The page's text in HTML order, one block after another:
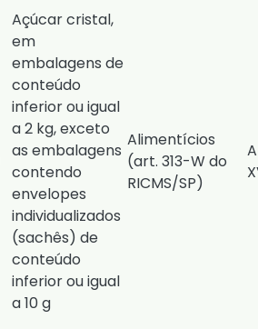
Açúcar cristal,
em
embalagens de
conteúdo
inferior ou igual
a 2 kg, exceto
as embalagens
contendo
envelopes
individualizados
(sachês) de
conteúdo
inferior ou igual
a 10 g
Alimentícios
(art. 313-W do
RICMS/SP)